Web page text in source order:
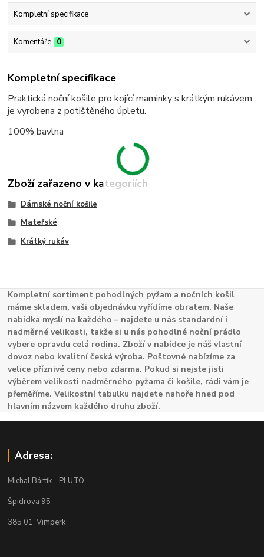
Kompletní specifikace
Komentáře 0
Kompletní specifikace
Praktická noční košile pro kojící maminkys krátkým rukávem
je vyrobena z potištěného úpletu.
100% bavlna
Zboží zařazeno v kategoriích
Dámské noční košile
Mateřské
Krátký rukáv
Kompletní sortiment pohodlných pyžam a nočních košil
máme skladem, vaši objednávku vyřídíme obratem. Naše
nabídka myslí na každého – najdete u nás standardní i
nadměrné velikosti, takže si u nás pohodlné noční prádlo
vybere opravdu celá rodina. Zboží v nabídce je náš vlastní
dovoz nebo kvalitní česká výroba. Poštovné nabízíme za
velice příznivé ceny nebo zdarma. Pokud si nejste jisti
výběrem velikosti nadměrného pyžama či košile, rádi vám je
přeměříme. Velikostní tabulku najdete nahoře hned pod
hlavním názvem každého druhu zboží.
Adresa:
Michal Bártík - PLUTO
Špidrova 95
385 01 Vimperk